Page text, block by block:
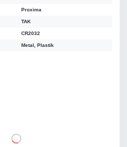
Proxima
TAK
CR2032
Metal, Plastik